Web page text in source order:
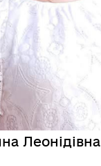
Леонідівна